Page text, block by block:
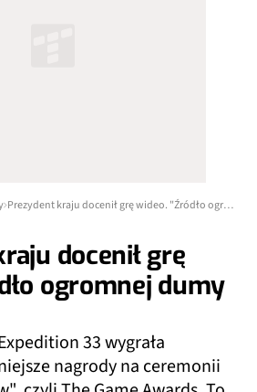
Prezydent kraju docenił grę wideo. "Źródło ogromnej dumy narodowej"
docenił grę
ogromnej dumy
33 wygrała
nagrody na ceremonii